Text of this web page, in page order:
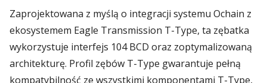
Zaprojektowana z myślą o integracji systemu Ochain z
ekosystemem Eagle Transmission T-Type, ta zębatka
wykorzystuje interfejs 104 BCD oraz zoptymalizowaną
architekturę. Profil zębów T-Type gwarantuje pełną
kompatybilność ze wszystkimi komponentami T-Type,